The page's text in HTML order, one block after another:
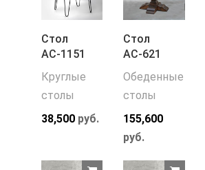
Стол
АС-1151
Круглые
столы
38,500 руб.
Стол
АС-621
Обеденные
столы
155,600
руб.